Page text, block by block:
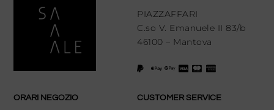
PIAZZAFFARI
C.so V. Emanuele II 83/b
46100 – Mantova
ORARI NEGOZIO CUSTOMER SERVICE